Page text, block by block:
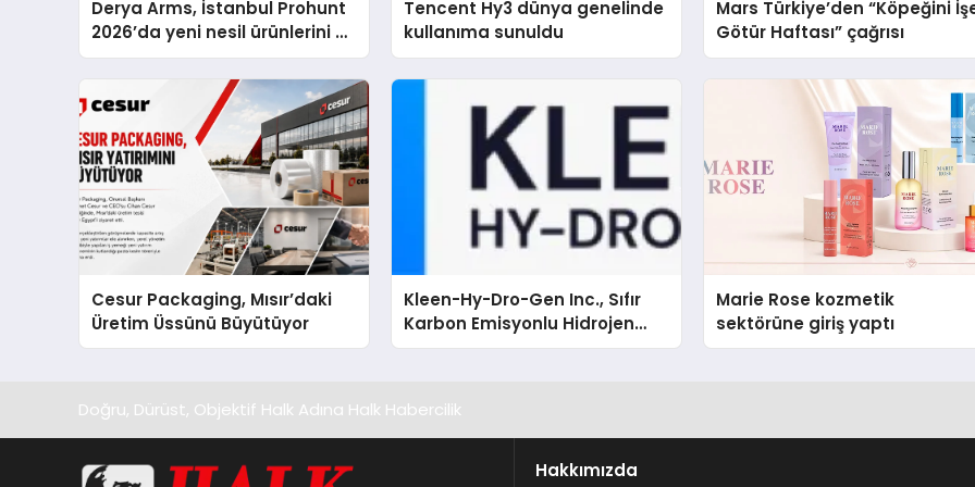
Derya Arms, İstanbul Prohunt
2026’da yeni nesil ürünlerini ve
global marka vizyonunu
Tencent Hy3 dünya genelinde
kullanıma sunuldu
Mars Türkiye’den “Köpeğini
Götür Haftası” çağrısı
Cesur Packaging, Mısır’daki
Üretim Üssünü Büyütüyor
Kleen-Hy-Dro-Gen Inc., Sıfır
Karbon Emisyonlu Hidrojen
Isıtma Teknolojisinde ISO ve
Marie Rose kozmetik
sektörüne giriş yaptı
Doğru, Dürüst, Objektif Halk Adına Halk Habercilik
Hakkımızda